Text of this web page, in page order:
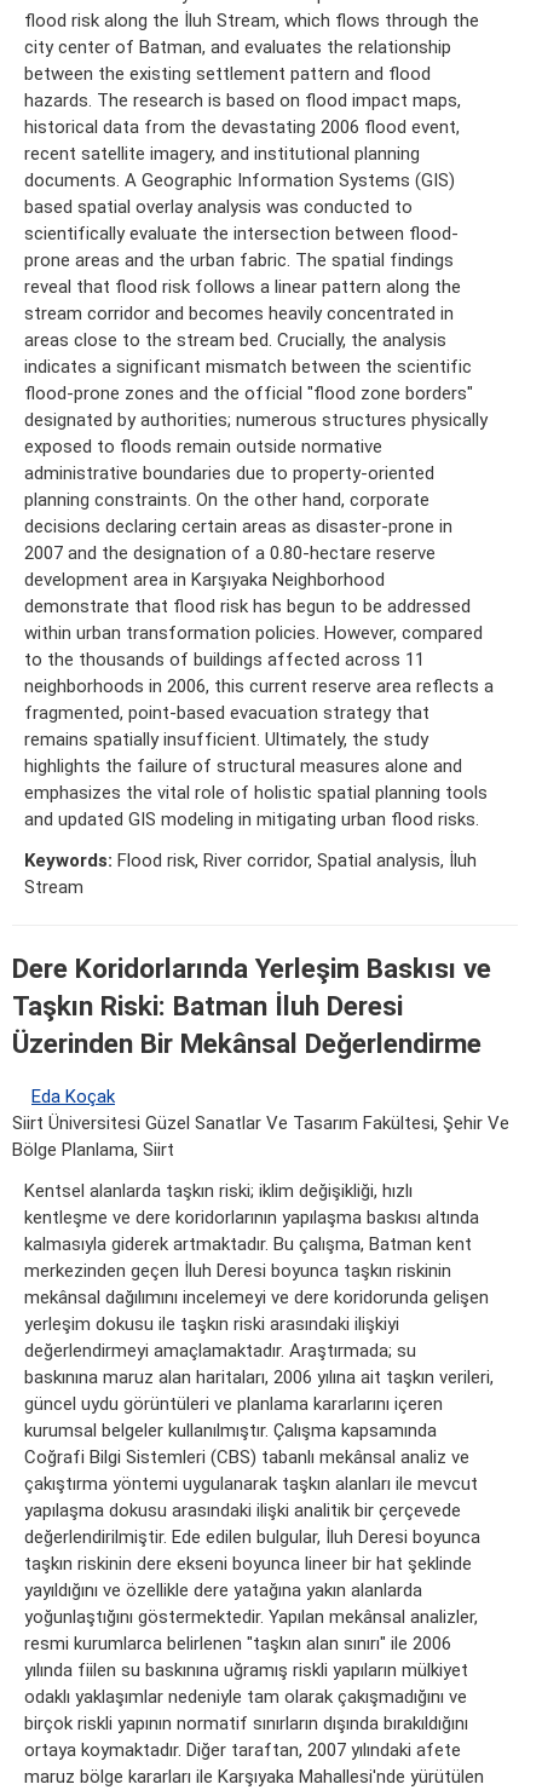
flood risk along the İluh Stream, which flows through the
city center of Batman, and evaluates the relationship
between the existing settlement pattern and flood
hazards. The research is based on flood impact maps,
historical data from the devastating 2006 flood event,
recent satellite imagery, and institutional planning
documents. A Geographic Information Systems (GIS)
based spatial overlay analysis was conducted to
scientifically evaluate the intersection between flood-
prone areas and the urban fabric. The spatial findings
reveal that flood risk follows a linear pattern along the
stream corridor and becomes heavily concentrated in
areas close to the stream bed. Crucially, the analysis
indicates a significant mismatch between the scientific
flood-prone zones and the official "flood zone borders"
designated by authorities; numerous structures physically
exposed to floods remain outside normative
administrative boundaries due to property-oriented
planning constraints. On the other hand, corporate
decisions declaring certain areas as disaster-prone in
2007 and the designation of a 0.80-hectare reserve
development area in Karşıyaka Neighborhood
demonstrate that flood risk has begun to be addressed
within urban transformation policies. However, compared
to the thousands of buildings affected across 11
neighborhoods in 2006, this current reserve area reflects a
fragmented, point-based evacuation strategy that
remains spatially insufficient. Ultimately, the study
highlights the failure of structural measures alone and
emphasizes the vital role of holistic spatial planning tools
and updated GIS modeling in mitigating urban flood risks.
Keywords: Flood risk, River corridor, Spatial analysis, İluh
Stream
Dere Koridorlarında Yerleşim Baskısı ve
Taşkın Riski: Batman İluh Deresi
Üzerinden Bir Mekânsal Değerlendirme
Eda Koçak
Siirt Üniversitesi Güzel Sanatlar Ve Tasarım Fakültesi, Şehir Ve
Bölge Planlama, Siirt
Kentsel alanlarda taşkın riski; iklim değişikliği, hızlı
kentleşme ve dere koridorlarının yapılaşma baskısı altında
kalmasıyla giderek artmaktadır. Bu çalışma, Batman kent
merkezinden geçen İluh Deresi boyunca taşkın riskinin
mekânsal dağılımını incelemeyi ve dere koridorunda gelişen
yerleşim dokusu ile taşkın riski arasındaki ilişkiyi
değerlendirmeyi amaçlamaktadır. Araştırmada; su
baskınına maruz alan haritaları, 2006 yılına ait taşkın verileri,
güncel uydu görüntüleri ve planlama kararlarını içeren
kurumsal belgeler kullanılmıştır. Çalışma kapsamında
Coğrafi Bilgi Sistemleri (CBS) tabanlı mekânsal analiz ve
çakıştırma yöntemi uygulanarak taşkın alanları ile mevcut
yapılaşma dokusu arasındaki ilişki analitik bir çerçevede
değerlendirilmiştir. Ede edilen bulgular, İluh Deresi boyunca
taşkın riskinin dere ekseni boyunca lineer bir hat şeklinde
yayıldığını ve özellikle dere yatağına yakın alanlarda
yoğunlaştığını göstermektedir. Yapılan mekânsal analizler,
resmi kurumlarca belirlenen "taşkın alan sınırı" ile 2006
yılında fiilen su baskınına uğramış riskli yapıların mülkiyet
odaklı yaklaşımlar nedeniyle tam olarak çakışmadığını ve
birçok riskli yapının normatif sınırların dışında bırakıldığını
ortaya koymaktadır. Diğer taraftan, 2007 yılındaki afete
maruz bölge kararları ile Karşıyaka Mahallesi'nde yürütülen